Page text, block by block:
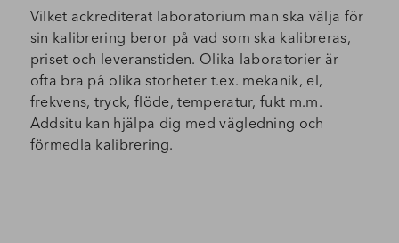
Vilket ackrediterat laboratorium man ska välja för
sin kalibrering beror på vad som ska kalibreras,
priset och leveranstiden. Olika laboratorier är
ofta bra på olika storheter t.ex. mekanik, el,
frekvens, tryck, flöde, temperatur, fukt m.m.
Addsitu kan hjälpa dig med vägledning och
förmedla kalibrering.